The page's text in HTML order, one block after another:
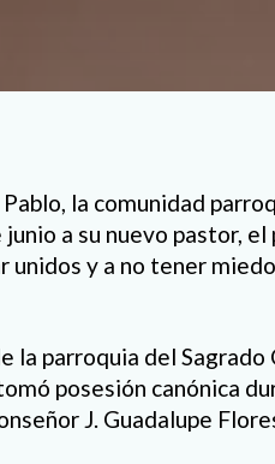
la comunidad
a su nuevo pastor, el
unidos y a no tener
la parroquia del Sagrado
posesión canónica
J. Guadalupe